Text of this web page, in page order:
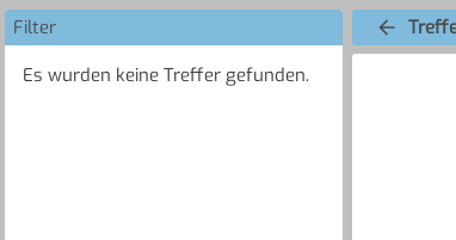
Filter
Es wurden keine Treffer gefunden.